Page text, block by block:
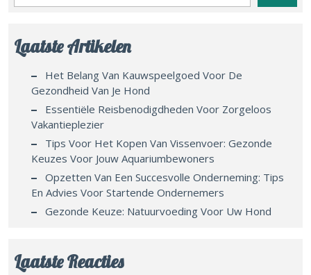
Laatste Artikelen
Het Belang Van Kauwspeelgoed Voor De
Gezondheid Van Je Hond
Essentiële Reisbenodigdheden Voor Zorgeloos
Vakantieplezier
Tips Voor Het Kopen Van Vissenvoer: Gezonde
Keuzes Voor Jouw Aquariumbewoners
Opzetten Van Een Succesvolle Onderneming: Tips
En Advies Voor Startende Ondernemers
Gezonde Keuze: Natuurvoeding Voor Uw Hond
Laatste Reacties